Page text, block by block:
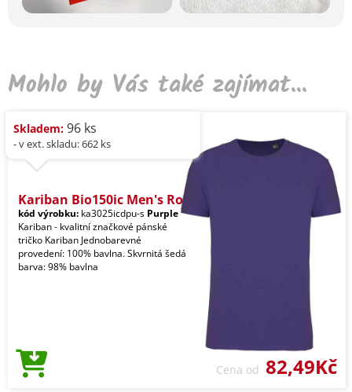
Mohlo by Vás také zajímat...
Skladem: 96 ks
- v ext. skladu: 662 ks
Kariban Bio150ic Men's Ro
kód výrobku: ka3025icdpu-s Purple
Kariban - kvalitní značkové pánské
tričko Kariban Jednobarevné
provedení: 100% bavlna. Skvrnitá šedá
barva: 98% bavlna
Cena od 82,49Kč